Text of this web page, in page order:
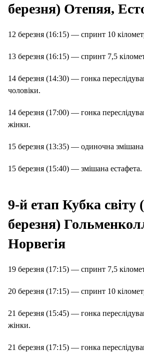
березня) Отепяя,
12 березня (16:15) — спринт 10
13 березня (16:15) — спринт 7,5
14 березня (14:30) — гонка
чоловіки.
14 березня (17:00) — гонка
жінки.
15 березня (13:35) — одиночна змішана
15 березня (15:40) — змішана естафета.
9-й етап Кубка
березня)
Норвегія
19 березня (17:15) — спринт 7,5
20 березня (17:15) — спринт 10
21 березня (15:45) — гонка
жінки.
21 березня (17:15) — гонка